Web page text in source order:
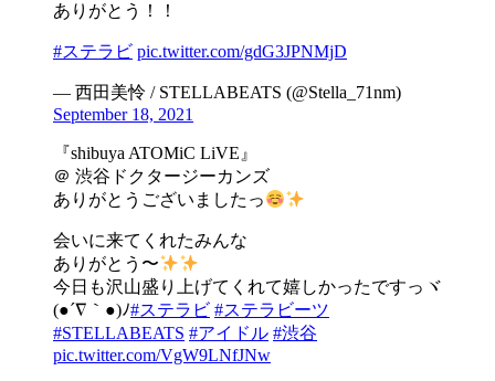
ありがとう！！
#ステラビ pic.twitter.com/gdG3JPNMjD
— 西田美怜 / STELLABEATS (@Stella_71nm)
September 18, 2021
『shibuya ATOMiC LiVE』
＠ 渋谷ドクタージーカンズ
ありがとうございましたっ
会いに来てくれたみんな
ありがとう〜
今日も沢山盛り上げてくれて嬉しかったですっヾ
(●´∇｀●)ﾉ#ステラビ #ステラビーツ
#STELLABEATS #アイドル #渋谷
pic.twitter.com/VgW9LNfJNw